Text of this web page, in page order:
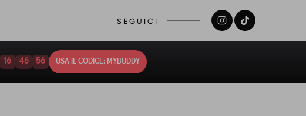
SEGUICI
16 46 55 USA IL CODICE: MYBUDDY